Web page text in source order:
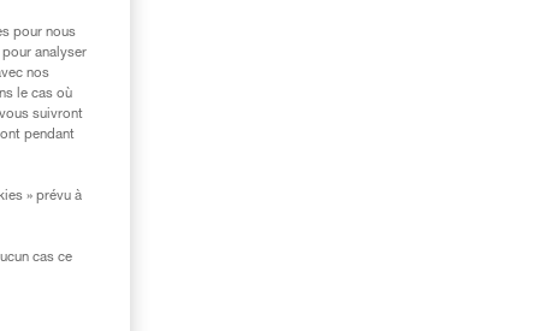
pour nous
analyser
nos
le cas où
suivront
pendant
» prévu à
cas ce